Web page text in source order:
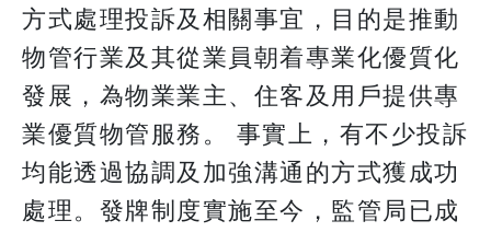
方式處理投訴及相關事宜，目的是推動
物管行業及其從業員朝着專業化優質化
發展，為物業業主、住客及用戶提供專
業優質物管服務。 事實上，有不少投訴
均能透過協調及加強溝通的方式獲成功
處理。發牌制度實施至今，監管局已成